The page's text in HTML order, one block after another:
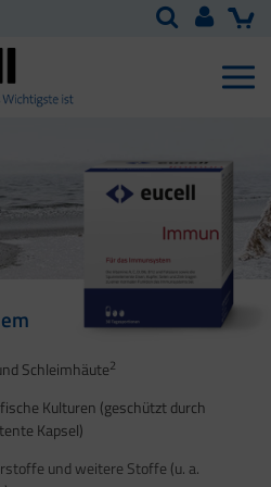
Schleimhäute2
Kulturen (geschützt durch
Kapsel)
und weitere Stoffe (u. a.
4